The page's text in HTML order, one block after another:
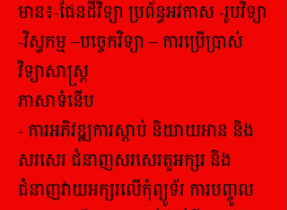
មាន៖-ផែនដីវិទ្យា ប្រព័ន្ធអវកាស -រូបវិទ្យា
-វិស្វកម្ម –បច្ចេកវិទ្យា – ការប្រើប្រាស់
វិទ្យាសាស្ត្រ
ភាសាទំនើប
- ការអភិវឌ្ឍការស្តាប់ និយាយអាន និង
សរសេរ ​ជំនាញសរសេរតួអក្សរ និង
ជំនាញវាយអក្សរលើកុំព្យូទ័រ ការបញ្ចូល